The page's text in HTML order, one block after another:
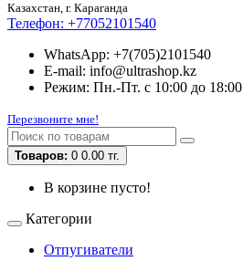
Казахстан, г. Караганда
Телефон: +77052101540
WhatsApp: +7(705)2101540
E-mail: info@ultrashop.kz
Режим: Пн.-Пт. с 10:00 до 18:00
Перезвоните мне!
Товаров: 0 0.00 тг.
В корзине пусто!
Категории
Отпугиватели